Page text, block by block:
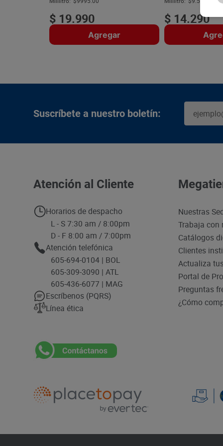
$ 19.990
Agregar
$ 14.290
Suscríbete a nuestro boletín:
Atención al Cliente
Horarios de despacho
L - S 7:30 am / 8:00pm
D - F 8:00 am / 7:00pm
Atención telefónica
605-694-0104 | BOL
605-309-3090 | ATL
605-436-6077 | MAG
Escríbenos (PQRS)
Línea ética
Nuestras
Trabaja con
Catálogos
Clientes
Actualiza
Portal de
Preguntas
¿Cómo